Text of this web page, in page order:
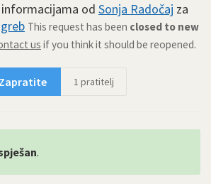
od Sonja Radočaj za
This request has been closed to new
us if you think it should be reopened.
Zapratite 1 pratitelj
.